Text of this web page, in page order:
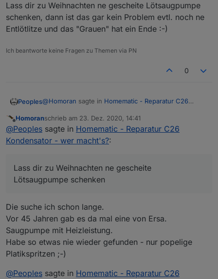
Lass dir zu Weihnachten ne gescheite Lötsaugpumpe
schenken, dann ist das gar kein Problem evtl. noch ne
Entlötlitze und das "Grauen" hat ein Ende :-)
Ich beantworte keine Fragen zu Themen via PN
0
Peoples@Homoran sagte in Homematic - Reparatur C26
@a200sagte inHomematic - Reparatur C26
Kondensator - wer macht's?
Das Löten ist nicht so sehr das Problem wie das
Lass dir zu Weihnachten ne gescheite Lötsaugpumpe
Entlötlitze und das "Grauen" hat ein Ende :-)
Offline
Homoranschrieb am 23. Dez. 2020, 14:41
zuletzt editiert von
@Peoples sagte in Homematic - Reparatur C26
Kondensator - wer macht's?:
Lass dir zu Weihnachten ne gescheite
Lötsaugpumpe schenken
Die suche ich schon lange.
Vor 45 Jahren gab es da mal eine von Ersa.
Saugpumpe mit Heizleistung.
Habe so etwas nie wieder gefunden - nur popelige
Platikspritzen ;-)
@Peoples sagte in Homematic - Reparatur C26